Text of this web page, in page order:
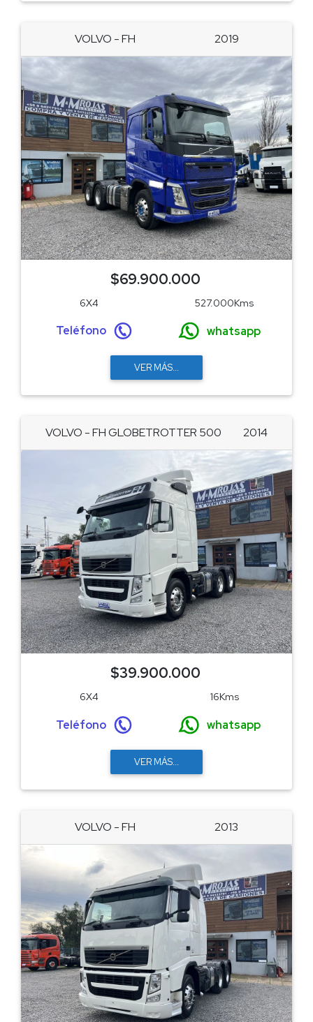
VOLVO - FH 2019
$69.900.000
6X4 527.000Kms
Teléfono whatsapp
VER MÁS...
VOLVO - FH GLOBETROTTER 500 2014
$39.900.000
6X4 16Kms
Teléfono whatsapp
VER MÁS...
VOLVO - FH 2013